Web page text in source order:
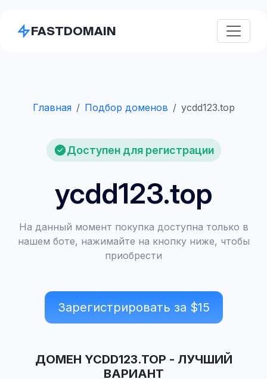
FASTDOMAIN
Главная Подбор доменов ycdd123.top
Доступен для регистрации
ycdd123.top
На данный момент покупка доступна только в
нашем боте, нажимайте на кнопку ниже, чтобы
приобрести
Зарегистрировать за $15
ДОМЕН YCDD123.TOP - ЛУЧШИЙ
ВАРИАНТ